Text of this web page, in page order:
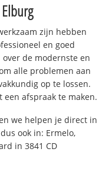
Elburg
zijn hebben
en goed
de modernste en
alle problemen aan
op te lossen.
afspraak te maken.
we helpen je direct in
ook in: Ermelo,
in 3841 CD